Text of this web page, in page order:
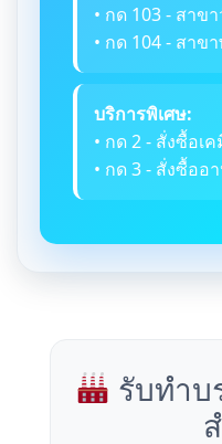
• กด 103 - สาข
• กด 104 - สาข
บริการพิเศษ:
• กด 2 - สั่งซื้อเ
• กด 3 - สั่งซื้ออ
รับทำ